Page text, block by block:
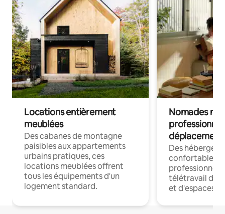
Locations entièrement
meublées
Des cabanes de montagne
paisibles aux appartements
urbains pratiques, ces
locations meublées offrent
tous les équipements d'un
logement standard.
Nomades
déplacement
Des
confortables
professionnels
télétravail
et d'espaces